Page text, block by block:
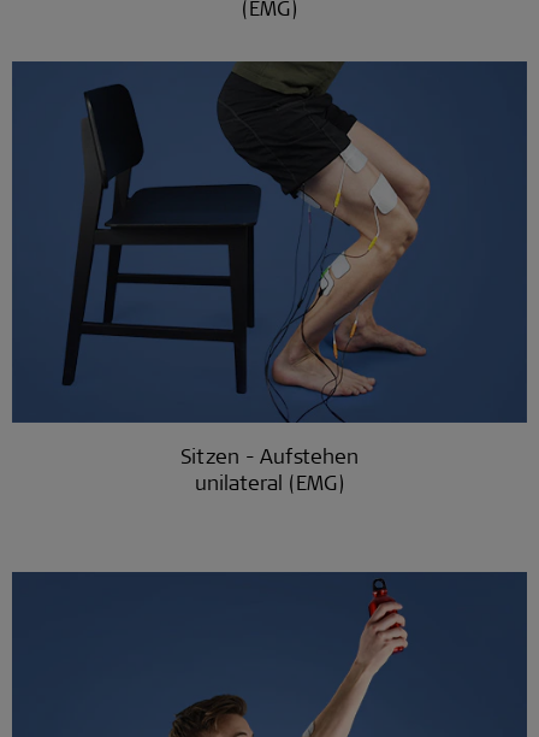
(EMG)
Sitzen - Aufstehen
unilateral (EMG)